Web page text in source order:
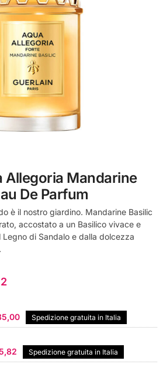
Allegoria Mandarine
De Parfum
è il nostro giardino. Mandarine Basilic
accostato a un Basilico vivace e
di Sandalo e dalla dolcezza
Il
prezzo
Spedizione gratuita in Italia
prezzo
Spedizione gratuita in Italia